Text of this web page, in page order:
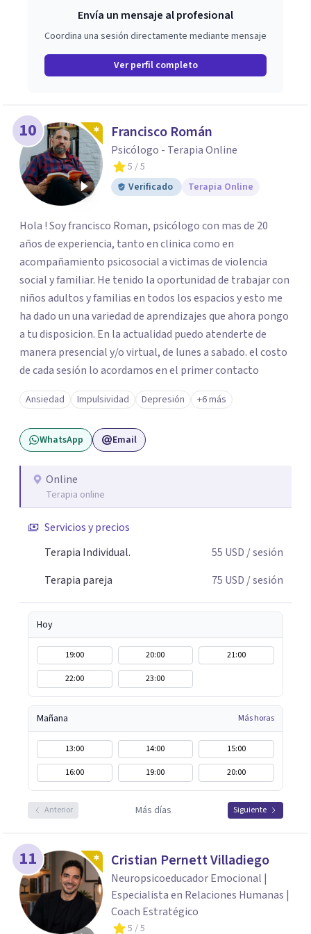
Envía un mensaje al profesional
Coordina una sesión directamente mediante mensaje
Ver perfil completo
10 Francisco Román
Psicólogo - Terapia Online
5 / 5
Verificado
Terapia Online
Hola ! Soy francisco Roman, psicólogo con mas de 20
años de experiencia, tanto en clinica como en
acompañamiento psicosocial a victimas de violencia
social y familiar. He tenido la oportunidad de trabajar con
niños adultos y familias en todos los espacios y esto me
ha dado un una variedad de aprendizajes que ahora pongo
a tu disposicion. En la actualidad puedo atenderte de
manera presencial y/o virtual, de lunes a sabado. el costo
de cada sesión lo acordamos en el primer contacto
Ansiedad Impulsividad Depresión +6 más
WhatsApp Email
Online
Terapia online
Servicios y precios
Terapia Individual.
55 USD / sesión
Terapia pareja
75 USD / sesión
Hoy
19:00 20:00
21:00
22:00
23:00
Mañana Más horas
13:00 14:00
15:00
16:00
19:00 20:00
Anterior Más días Siguiente
11 Cristian Pernett Villadiego
Neuropsicoeducador Emocional |
Especialista en Relaciones Humanas |
Coach Estratégico
5 / 5